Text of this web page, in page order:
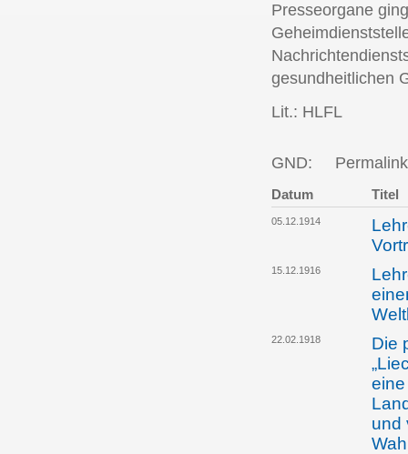
Presseorgane
gesundheitlichen
Lit.: HLFL
GND:
Datum Titel
05.12.1914
15.12.1916
22.02.1918
Die
und